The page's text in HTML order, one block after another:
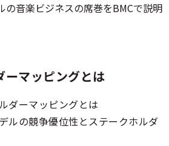
の音楽ビジネスの席巻をBMCで説明
ーマッピングとは
ダーマッピングとは
ルの競争優位性とステークホルダ